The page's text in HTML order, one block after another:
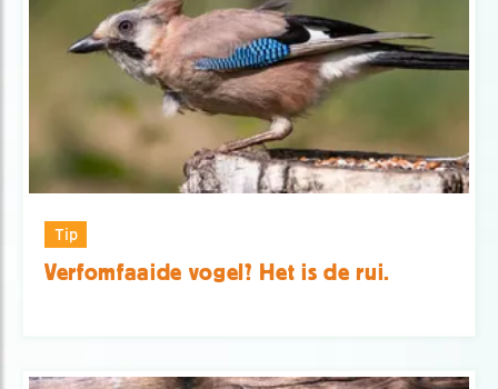
Tip
Verfomfaaide vogel? Het is de rui.